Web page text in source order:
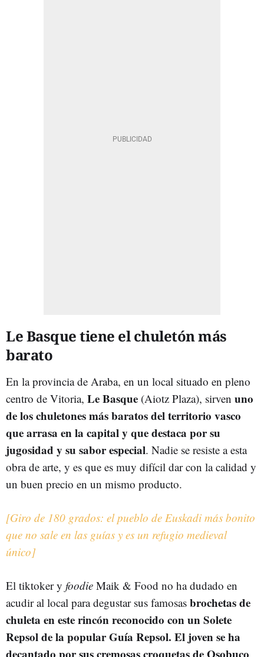
Le Basque tiene el chuletón más
barato
En la provincia de Araba, en un local situado en pleno
centro de Vitoria, Le Basque (Aiotz Plaza), sirven uno
de los chuletones más baratos del territorio vasco
que arrasa en la capital y que destaca por su
jugosidad y su sabor especial. Nadie se resiste a esta
obra de arte, y es que es muy difícil dar con la calidad y
un buen precio en un mismo producto.
[Giro de 180 grados: el pueblo de Euskadi más bonito
que no sale en las guías y es un refugio medieval
único]
El tiktoker y foodie Maik & Food no ha dudado en
acudir al local para degustar sus famosas brochetas de
chuleta en este rincón reconocido con un Solete
Repsol de la popular Guía Repsol. El joven se ha
decantado por sus cremosas croquetas de Osobuco